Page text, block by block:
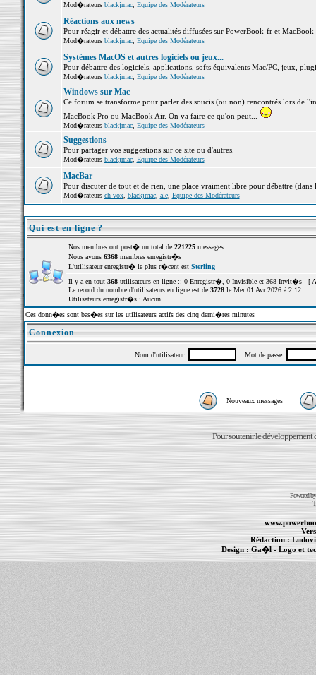
Mod�rateurs blackjmac, Equipe des Modérateurs
Réactions aux news
Pour réagir et débattre des actualités diffusées sur PowerBook-fr et
Mod�rateurs blackjmac, Equipe des Modérateurs
Systèmes MacOS et autres logiciels ou jeux...
Pour débattre des logiciels, applications, softs équivalents Mac/PC, jeux,
Mod�rateurs blackjmac, Equipe des Modérateurs
Windows sur Mac
Ce forum se transforme pour parler des soucis (ou non) rencontrés lors de
MacBook Pro ou MacBook Air. On va faire ce qu'on peut...
Mod�rateurs blackjmac, Equipe des Modérateurs
Suggestions
Pour partager vos suggestions sur ce site ou d'autres.
Mod�rateurs blackjmac, Equipe des Modérateurs
MacBar
Pour discuter de tout et de rien, une place vraiment libre pour débattre (dans
Mod�rateurs ch-vox, blackjmac, ale, Equipe des Modérateurs
Qui est en ligne ?
Nos membres ont post� un total de 221225messages
Nous avons 6368membres enregistr�s
L'utilisateur enregistr� le plus r�cent est Sterling
Il y a en tout 368utilisateurs en ligne :: 0 Enregistr�, 0 Invisible et 368 Invit�s [
Le record du nombre d'utilisateurs en ligne est de 3728le Mer 01 Avr 2026 à 2:12
Utilisateurs enregistr�s : Aucun
Ces donn�es sont bas�es sur les utilisateurs actifs des cinq derni�res minutes
Connexion
Nom d'utilisateur: Mot de passe:
Nouveaux messages
Pour soutenir le développement
Powered
Rédaction :
Design : Ga�l- Logo et